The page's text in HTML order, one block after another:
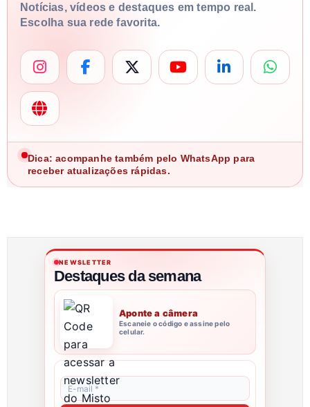
Notícias, vídeos e destaques em tempo real.
Escolha sua rede favorita.
Dica: acompanhe também pelo WhatsApp para
receber atualizações rápidas.
NEWSLETTER
Destaques da semana
Aponte a câmera
Escaneie o código e assine pelo
celular.